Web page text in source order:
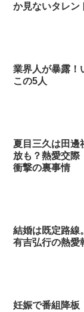
か見ないタレン
業界人が暴露！
この5人
夏目三久は田邊
放も？熱愛交際
衝撃の裏事情
結婚は既定路線
有吉弘行の熱愛
妊娠で番組降板